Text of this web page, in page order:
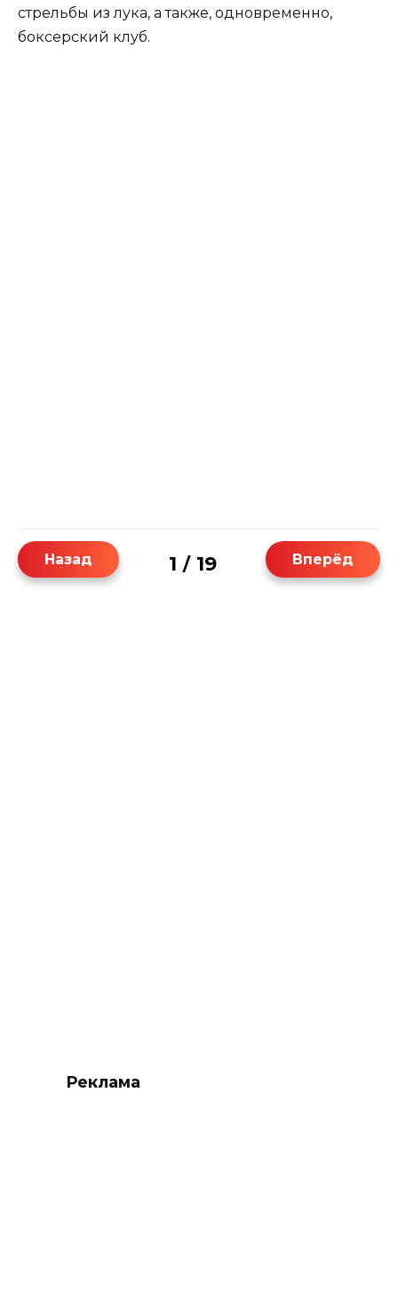
стрельбы из лука, а также, одновременно,
боксерский клуб.
Вперёд
Назад 1 / 19
Реклама